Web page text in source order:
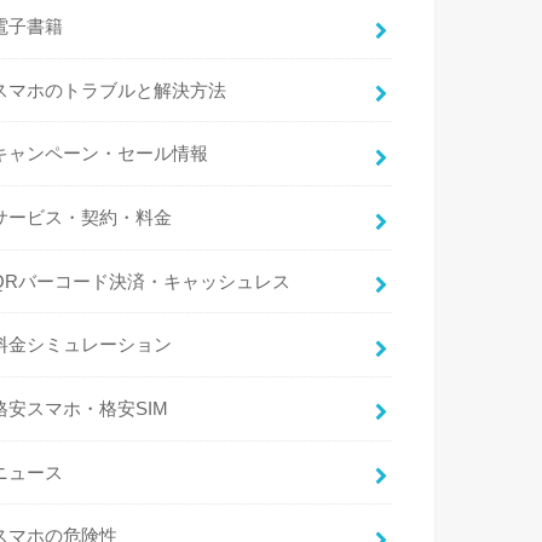
子書籍
マホのトラブルと解決方法
ャンペーン・セール情報
ービス・契約・料金
バーコード決済・キャッシュレス
金シミュレーション
安スマホ・格安SIM
ュース
マホの危険性